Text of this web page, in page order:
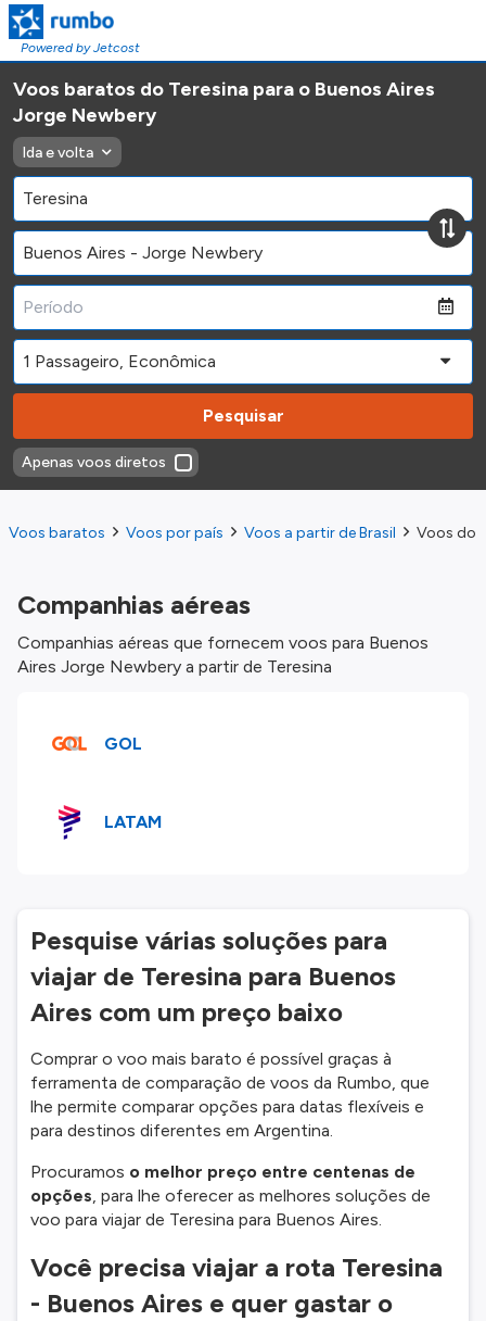
Powered by Jetcost
Voos baratos do Teresina para o Buenos Aires
Jorge Newbery
Ida e volta
Pesquisar
Apenas voos diretos
Voos baratos Voos por país Voos a partir de Brasil Voos do
Companhias aéreas
Companhias aéreas que fornecem voos para Buenos
Aires Jorge Newbery a partir de Teresina
GOL
LATAM
Pesquise várias soluções para
viajar de Teresina para Buenos
Aires com um preço baixo
Comprar o voo mais barato é possível graças à
ferramenta de comparação de voos da Rumbo, que
lhe permite comparar opções para datas flexíveis e
para destinos diferentes em Argentina.
Procuramos o melhor preço entre centenas de
opções, para lhe oferecer as melhores soluções de
voo para viajar de Teresina para Buenos Aires.
Você precisa viajar a rota Teresina
- Buenos Aires e quer gastar o